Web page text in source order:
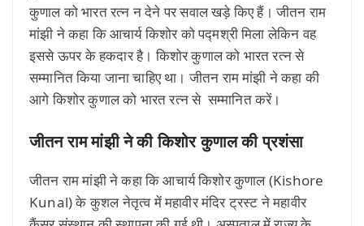
कुणाल को भारत रत्न न देने पर सवाल खड़े किए हैं। जीतन राम
मांझी ने कहा कि आचार्य किशोर को पद्मश्री मिला लेकिन वह
इससे ऊपर के हकदार है। किशोर कुणाल को भारत रत्न से
सम्मानित किया जाना चाहिए था। जीतन राम मांझी ने कहा की
आगे किशोर कुणाल को भारत रत्न से सम्मानित करें।
जीतन राम मांझी ने की किशोर कुणाल की प्रशंसा
जीतन राम मांझी ने कहा कि आचार्य किशोर कुणाल (Kishore
Kunal) के कुशल नेतृत्व में महावीर मंदिर ट्रस्ट ने महावीर